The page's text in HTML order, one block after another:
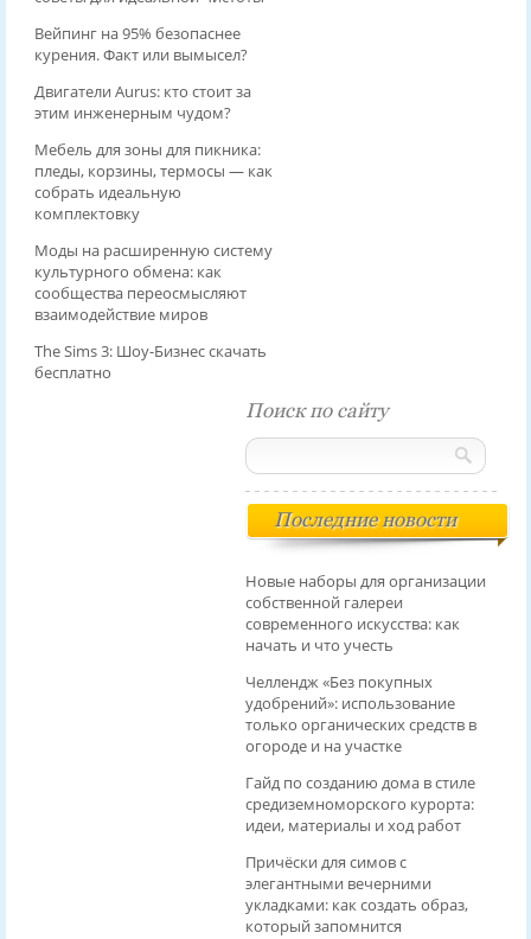
Вейпинг на 95% безопаснее
курения. Факт или вымысел?
Двигатели Aurus: кто стоит за
этим инженерным чудом?
Мебель для зоны для пикника:
пледы, корзины, термосы — как
собрать идеальную
комплектовку
Моды на расширенную систему
культурного обмена: как
сообщества переосмысляют
взаимодействие миров
The Sims 3: Шоу-Бизнес скачать
бесплатно
Поиск по сайту
Последние новости
Новые наборы для организации
собственной галереи
современного искусства: как
начать и что учесть
Челлендж «Без покупных
удобрений»: использование
только органических средств в
огороде и на участке
Гайд по созданию дома в стиле
средиземноморского курорта:
идеи, материалы и ход работ
Причёски для симов с
элегантными вечерними
укладками: как создать образ,
который запомнится